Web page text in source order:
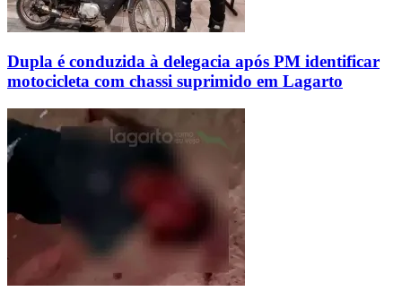
Dupla é conduzida à delegacia após PM identificar
motocicleta com chassi suprimido em Lagarto